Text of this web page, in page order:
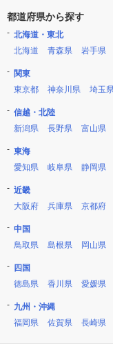
都道府県から探す
北海道・東北
北海道
青森県 岩手県
関東
東京都
神奈川県 埼玉
信越・北陸
新潟県
長野県 富山県
東海
愛知県
岐阜県 静岡県
近畿
大阪府
兵庫県 京都府
中国
鳥取県
島根県 岡山県
四国
徳島県
香川県 愛媛県
九州・沖縄
福岡県
佐賀県 長崎県